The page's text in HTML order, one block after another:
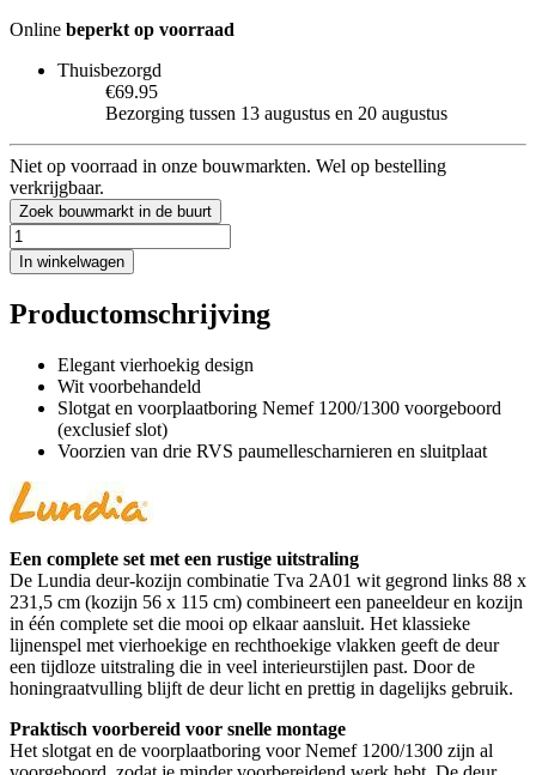
Online beperkt op voorraad
Thuisbezorgd
€69.95
Bezorging tussen 13 augustus en 20 augustus
Niet op voorraad in onze bouwmarkten. Wel op bestelling
verkrijgbaar.
Zoek bouwmarkt in de buurt
In winkelwagen
Productomschrijving
Elegant vierhoekig design
Wit voorbehandeld
Slotgat en voorplaatboring Nemef 1200/1300 voorgeboord
(exclusief slot)
Voorzien van drie RVS paumellescharnieren en sluitplaat
Een complete set met een rustige uitstraling
De Lundia deur-kozijn combinatie Tva 2A01 wit gegrond links 88 x
231,5 cm (kozijn 56 x 115 cm) combineert een paneeldeur en kozijn
in één complete set die mooi op elkaar aansluit. Het klassieke
lijnenspel met vierhoekige en rechthoekige vlakken geeft de deur
een tijdloze uitstraling die in veel interieurstijlen past. Door de
honingraatvulling blijft de deur licht en prettig in dagelijks gebruik.
Praktisch voorbereid voor snelle montage
Het slotgat en de voorplaatboring voor Nemef 1200/1300 zijn al